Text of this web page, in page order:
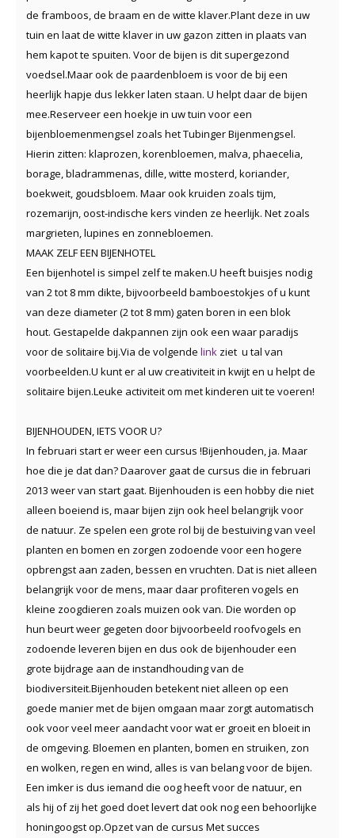
de framboos, de braam en de witte klaver.Plant deze in uw
tuin en laat de witte klaver in uw gazon zitten in plaats van
hem kapot te spuiten. Voor de bijen is dit supergezond
voedsel.Maar ook de paardenbloem is voor de bij een
heerlijk hapje dus lekker laten staan. U helpt daar de bijen
mee.Reserveer een hoekje in uw tuin voor een
bijenbloemenmengsel zoals het Tubinger Bijenmengsel.
Hierin zitten: klaprozen, korenbloemen, malva, phaecelia,
borage, bladrammenas, dille, witte mosterd, koriander,
boekweit, goudsbloem. Maar ook kruiden zoals tijm,
rozemarijn, oost-indische kers vinden ze heerlijk. Net zoals
margrieten, lupines en zonnebloemen.
MAAK ZELF EEN BIJENHOTEL
Een bijenhotel is simpel zelf te maken.U heeft buisjes nodig
van 2 tot 8 mm dikte, bijvoorbeeld bamboestokjes of u kunt
van deze diameter (2 tot 8 mm) gaten boren in een blok
hout. Gestapelde dakpannen zijn ook een waar paradijs
voor de solitaire bij.Via de volgende link ziet u tal van
voorbeelden.U kunt er al uw creativiteit in kwijt en u helpt de
solitaire bijen.Leuke activiteit om met kinderen uit te voeren!
BIJENHOUDEN, IETS VOOR U?
In februari start er weer een cursus !Bijenhouden, ja. Maar
hoe die je dat dan? Daarover gaat de cursus die in februari
2013 weer van start gaat. Bijenhouden is een hobby die niet
alleen boeiend is, maar bijen zijn ook heel belangrijk voor
de natuur. Ze spelen een grote rol bij de bestuiving van veel
planten en bomen en zorgen zodoende voor een hogere
opbrengst aan zaden, bessen en vruchten. Dat is niet alleen
belangrijk voor de mens, maar daar profiteren vogels en
kleine zoogdieren zoals muizen ook van. Die worden op
hun beurt weer gegeten door bijvoorbeeld roofvogels en
zodoende leveren bijen en dus ook de bijenhouder een
grote bijdrage aan de instandhouding van de
biodiversiteit.Bijenhouden betekent niet alleen op een
goede manier met de bijen omgaan maar zorgt automatisch
ook voor veel meer aandacht voor wat er groeit en bloeit in
de omgeving. Bloemen en planten, bomen en struiken, zon
en wolken, regen en wind, alles is van belang voor de bijen.
Een imker is dus iemand die oog heeft voor de natuur, en
als hij of zij het goed doet levert dat ook nog een behoorlijke
honingoogst op.Opzet van de cursus Met succes